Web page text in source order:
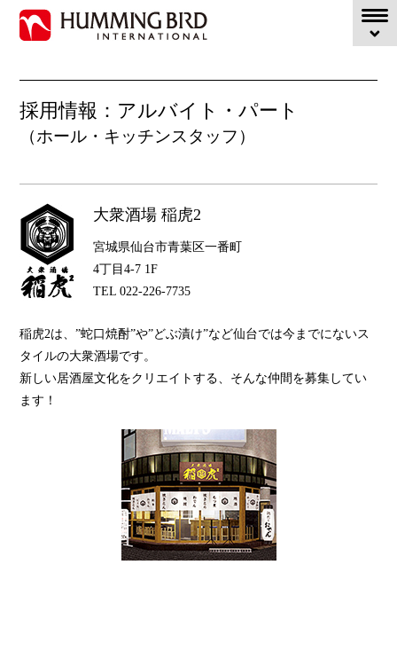
Home>採用情報トップ
> 大衆酒場
稲虎2
採用情報：アルバイト・パート
（ホール・キッチンスタッフ）
大衆酒場 稲虎2
宮城県仙台市青葉区一番町
4丁目4-7 1F
TEL 022-226-7735
稲虎2は、”蛇口焼酎”や”どぶ漬け”など仙台では今までにないス
タイルの大衆酒場です。
新しい居酒屋文化をクリエイトする、そんな仲間を募集してい
ます！